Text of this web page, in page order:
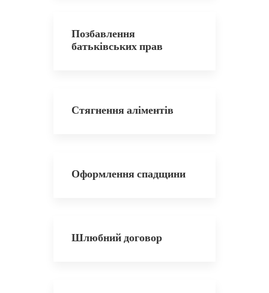
Позбавлення
батьківських прав
Стягнення аліментів
Оформлення спадщини
Шлюбний договор